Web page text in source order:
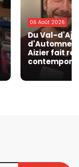
06 Août 2026
Du Val-
d'Automne
Aizier fait